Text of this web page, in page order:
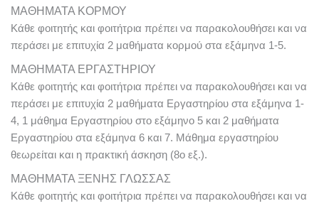
ΜΑΘΗΜΑΤΑ ΚΟΡΜΟΥ
Κάθε φοιτητής και φοιτήτρια πρέπει να παρακολουθήσει και να
περάσει με επιτυχία 2 μαθήματα κορμού στα εξάμηνα 1-5.
ΜΑΘΗΜΑΤΑ ΕΡΓΑΣΤΗΡΙΟΥ
Κάθε φοιτητής και φοιτήτρια πρέπει να παρακολουθήσει και να
περάσει με επιτυχία 2 μαθήματα Εργαστηρίου στα εξάμηνα 1-
4, 1 μάθημα Εργαστηρίου στο εξάμηνο 5 και 2 μαθήματα
Εργαστηρίου στα εξάμηνα 6 και 7. Μάθημα εργαστηρίου
θεωρείται και η πρακτική άσκηση (8ο εξ.).
ΜΑΘΗΜΑΤΑ ΞΕΝΗΣ ΓΛΩΣΣΑΣ
Κάθε φοιτητής και φοιτήτρια πρέπει να παρακολουθήσει και να